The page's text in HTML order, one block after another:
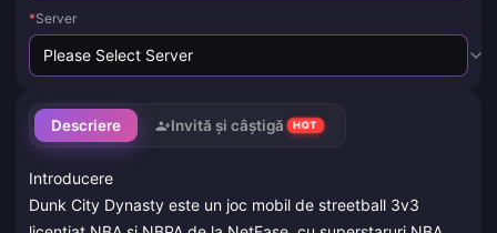
Descriere Invită și câștigă HOT
Introducere
Dunk City Dynasty este un joc mobil de streetball 3v3
*Server